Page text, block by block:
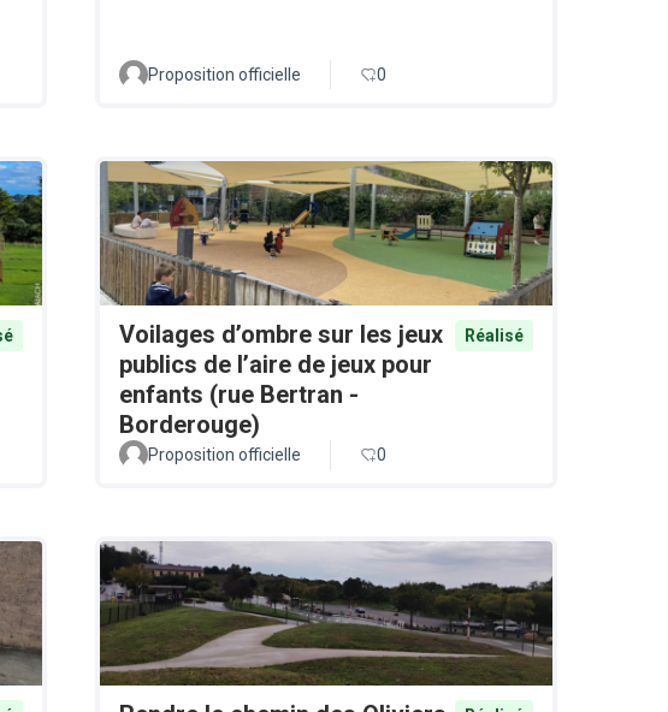
Proposition officielle 0
Voilages d’ombre sur les jeux
publics de l’aire de jeux pour
enfants (rue Bertran -
Borderouge)
Réalisé
Proposition officielle 0